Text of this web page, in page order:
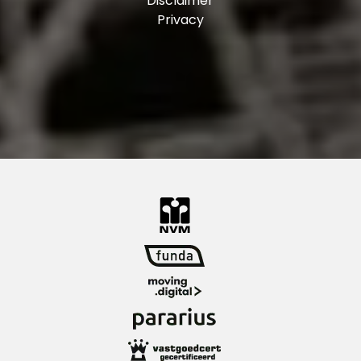
Entrepotgebouw of bij Vuurplaat langs voor de
dagelijkse boodschappen, geniet je van cultuur
en horeca op de Wilhelminapier en ben je met
enkele minuten in het bruisende stadscentrum
Aan de Laan op Zuid wordt op dit moment een
nieuw zwembad gebouwd en komen er maar
Openbaar vervoer voorzieningen:
Alle voorzieningen zoals het openbaar vervoer
(tram, metro, NS-station, watertaxi en bus) zijn
op korte loopafstand. Zo kun je bij metro- en
tramhalte Wilhelminaplein opstappen op
diverse lijnen. Je kunt zelfs met de Randstadrail
vanaf hier helemaal naar Den Haag en
treinstation Zuid ligt op nog geen minuut
Privacy